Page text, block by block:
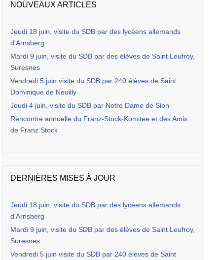
NOUVEAUX ARTICLES
Jeudi 18 juin, visite du SDB par des lycéens allemands
d'Arnsberg
Mardi 9 juin, visite du SDB par des élèves de Saint Leufroy,
Suresnes
Vendredi 5 juin visite du SDB par 240 élèves de Saint
Dominique de Neuilly
Jeudi 4 juin, visite du SDB par Notre Dame de Sion
Rencontre annuelle du Franz-Stock-Komitee et des Amis
de Franz Stock
DERNIÈRES MISES À JOUR
Jeudi 18 juin, visite du SDB par des lycéens allemands
d'Arnsberg
Mardi 9 juin, visite du SDB par des élèves de Saint Leufroy,
Suresnes
Vendredi 5 juin visite du SDB par 240 élèves de Saint